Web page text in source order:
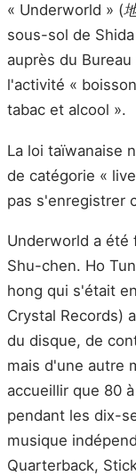
« Underworld » (
sous-sol de
auprès du
l'activité «
tabac et alcool ».
La loi taïwanaise
de catégorie «
pas s'enregistrer
Underworld a été
Shu-chen. Ho
hong qui s'était
Crystal Records)
du disque, de
mais d'une autre
accueillir que 80
pendant les dix-
musique
Quarterback,